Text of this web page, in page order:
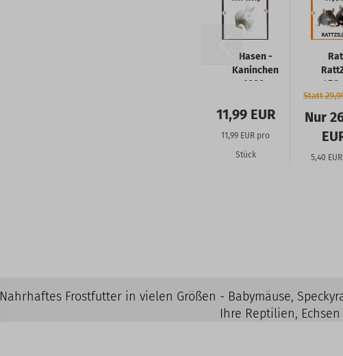
Hasen -
Kaninchen
1000-
11,99 EUR
11,99 EUR pro
Stück
Statt
Nur
5,40
Nahrhaftes Frostfutter in vielen Größen - Babymäuse,
Ihre Reptilien,